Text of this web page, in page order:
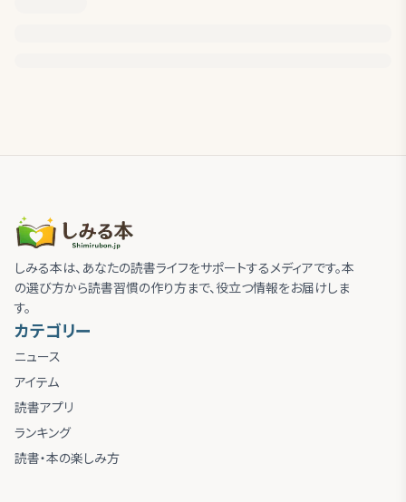
しみる本は、あなたの読書ライフをサポートするメディアです。本
の選び方から読書習慣の作り方まで、役立つ情報をお届けしま
す。
カテゴリー
ニュース
アイテム
読書アプリ
ランキング
読書・本の楽しみ方